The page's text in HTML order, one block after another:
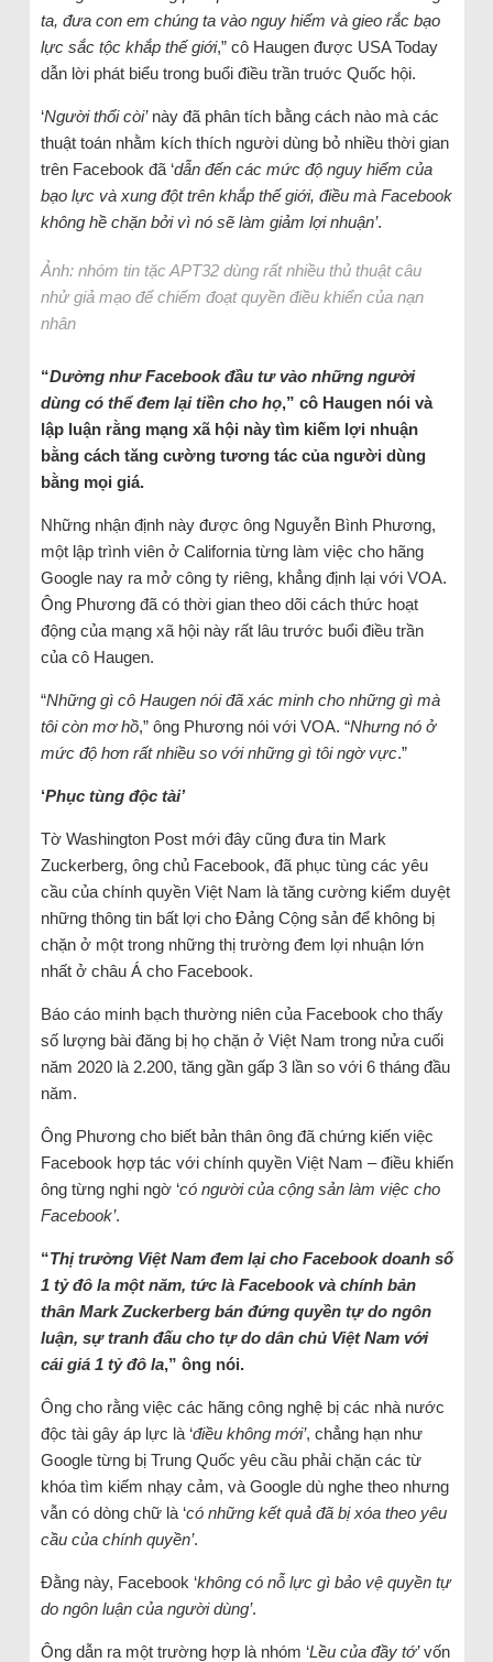
ta, đưa con em chúng ta vào nguy hiểm và gieo rắc bạo
lực sắc tộc khắp thế giới,” cô Haugen được USA Today
dẫn lời phát biểu trong buổi điều trần truớc Quốc hội.
‘Người thổi còi’này đã phân tích bằng cách nào mà các
thuật toán nhằm kích thích người dùng bỏ nhiều thời gian
trên Facebook đã ‘dẫn đến các mức độ nguy hiểm của
bạo lực và xung đột trên khắp thế giới, điều mà Facebook
không hề chặn bởi vì nó sẽ làm giảm lợi nhuận’.
Ảnh: nhóm tin tặc APT32 dùng rất nhiều thủ thuật câu
nhử giả mạo để chiếm đoạt quyền điều khiển của nạn
nhân
“Dường như Facebook đầu tư vào những người
dùng có thể đem lại tiền cho họ,” cô Haugen nói và
lập luận rằng mạng xã hội này tìm kiếm lợi nhuận
bằng cách tăng cường tương tác của người dùng
bằng mọi giá.
Những nhận định này được ông Nguyễn Bình Phương,
một lập trình viên ở California từng làm việc cho hãng
Google nay ra mở công ty riêng, khẳng định lại với VOA.
Ông Phương đã có thời gian theo dõi cách thức hoạt
động của mạng xã hội này rất lâu trước buổi điều trần
của cô Haugen.
“Những gì cô Haugen nói đã xác minh cho những gì mà
tôi còn mơ hồ,” ông Phương nói với VOA. “Nhưng nó ở
mức độ hơn rất nhiều so với những gì tôi ngờ vực.”
‘Phục tùng độc tài’
Tờ Washington Post mới đây cũng đưa tin Mark
Zuckerberg, ông chủ Facebook, đã phục tùng các yêu
cầu của chính quyền Việt Nam là tăng cường kiểm duyệt
những thông tin bất lợi cho Đảng Cộng sản để không bị
chặn ở một trong những thị trường đem lợi nhuận lớn
nhất ở châu Á cho Facebook.
Báo cáo minh bạch thường niên của Facebook cho thấy
số lượng bài đăng bị họ chặn ở Việt Nam trong nửa cuối
năm 2020 là 2.200, tăng gần gấp 3 lần so với 6 tháng đầu
năm.
Ông Phương cho biết bản thân ông đã chứng kiến việc
Facebook hợp tác với chính quyền Việt Nam – điều khiến
ông từng nghi ngờ ‘có người của cộng sản làm việc cho
Facebook’.
“Thị trường Việt Nam đem lại cho Facebook doanh số
1 tỷ đô la một năm, tức là Facebook và chính bản
thân Mark Zuckerberg bán đứng quyền tự do ngôn
luận, sự tranh đấu cho tự do dân chủ Việt Nam với
cái giá 1 tỷ đô la,” ông nói.
Ông cho rằng việc các hãng công nghệ bị các nhà nước
độc tài gây áp lực là ‘điều không mới’, chẳng hạn như
Google từng bị Trung Quốc yêu cầu phải chặn các từ
khóa tìm kiếm nhạy cảm, và Google dù nghe theo nhưng
vẫn có dòng chữ là ‘có những kết quả đã bị xóa theo yêu
cầu của chính quyền’.
Đằng này, Facebook ‘không có nỗ lực gì bảo vệ quyền tự
do ngôn luận của người dùng’.
Ông dẫn ra một trường hợp là nhóm ‘Lều của đầy tớ’vốn